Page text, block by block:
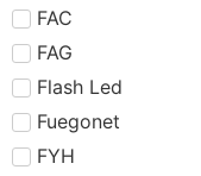
FAC
FAG
Flash Led
Fuegonet
FYH